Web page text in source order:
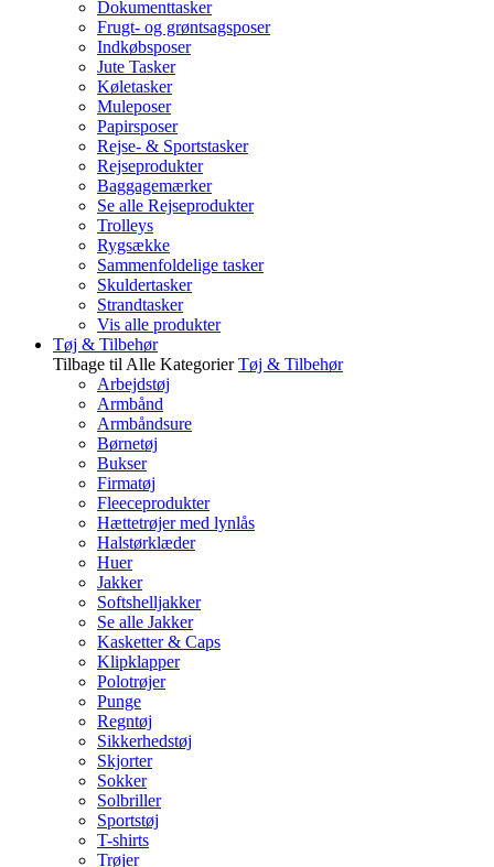
Dokumenttasker
Frugt- og grøntsagsposer
Indkøbsposer
Jute Tasker
Køletasker
Muleposer
Papirsposer
Rejse- & Sportstasker
Rejseprodukter
Baggagemærker
Se alle Rejseprodukter
Trolleys
Rygsække
Sammenfoldelige tasker
Skuldertasker
Strandtasker
Vis alle produkter
Tøj & Tilbehør
Tilbage til Alle Kategorier Tøj & Tilbehør
Arbejdstøj
Armbånd
Armbåndsure
Børnetøj
Bukser
Firmatøj
Fleeceprodukter
Hættetrøjer med lynlås
Halstørklæder
Huer
Jakker
Softshelljakker
Se alle Jakker
Kasketter & Caps
Klipklapper
Polotrøjer
Punge
Regntøj
Sikkerhedstøj
Skjorter
Sokker
Solbriller
Sportstøj
T-shirts
Trøjer